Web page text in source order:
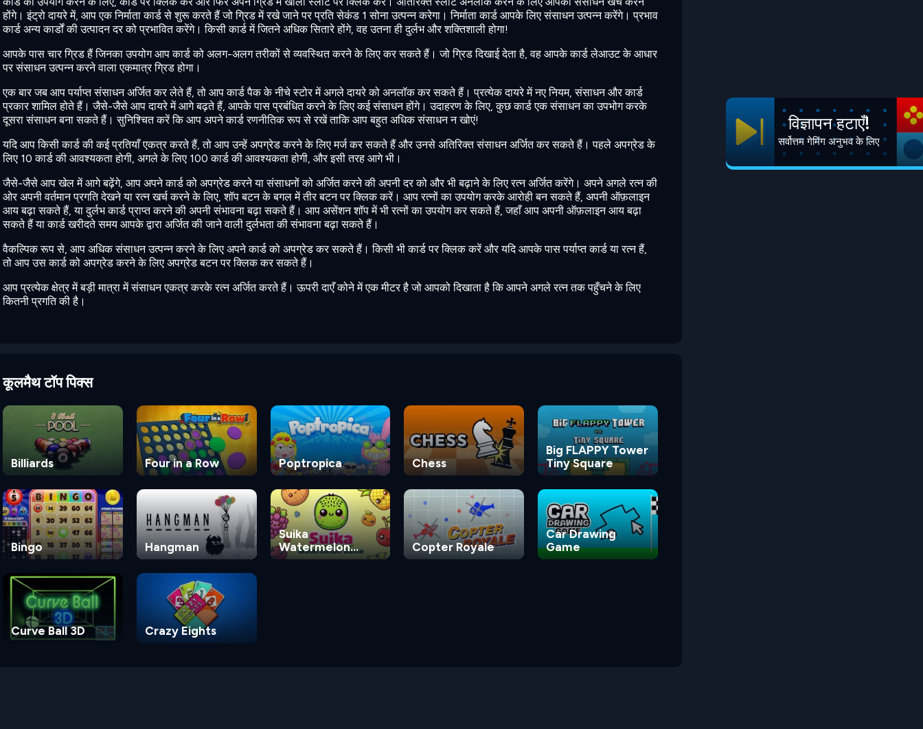
होंगे। इंट्रो दायरे में, आप एक निर्माता कार्ड से शुरू करते हैं जो ग्रिड में रखे जाने पर प्रति सेकंड 1 सोना उत्पन्न करेगा। निर्माता कार्ड आपके लिए संसाधन उत्पन्न करेंगे। प्रभाव
कार्ड अन्य कार्डों की उत्पादन दर को प्रभावित करेंगे। किसी कार्ड में जितने अधिक सितारे होंगे, वह उतना ही दुर्लभ और शक्तिशाली होगा!
आपके पास चार ग्रिड हैं जिनका उपयोग आप कार्ड को अलग-अलग तरीकों से व्यवस्थित करने के लिए कर सकते हैं। जो ग्रिड दिखाई देता है, वह आपके कार्ड लेआउट के आधार
पर संसाधन उत्पन्न करने वाला एकमात्र ग्रिड होगा।
एक बार जब आप पर्याप्त संसाधन अर्जित कर लेते हैं, तो आप कार्ड पैक के नीचे स्टोर में अगले दायरे को अनलॉक कर सकते हैं। प्रत्येक दायरे में नए नियम, संसाधन और कार्ड
प्रकार शामिल होते हैं। जैसे-जैसे आप दायरे में आगे बढ़ते हैं, आपके पास प्रबंधित करने के लिए कई संसाधन होंगे। उदाहरण के लिए, कुछ कार्ड एक संसाधन का उपभोग करके
दूसरा संसाधन बना सकते हैं। सुनिश्चित करें कि आप अपने कार्ड रणनीतिक रूप से रखें ताकि आप बहुत अधिक संसाधन न खोएं!
यदि आप किसी कार्ड की कई प्रतियाँ एकत्र करते हैं, तो आप उन्हें अपग्रेड करने के लिए मर्ज कर सकते हैं और उनसे अतिरिक्त संसाधन अर्जित कर सकते हैं। पहले अपग्रेड के
लिए 10 कार्ड की आवश्यकता होगी, अगले के लिए 100 कार्ड की आवश्यकता होगी, और इसी तरह आगे भी।
जैसे-जैसे आप खेल में आगे बढ़ेंगे, आप अपने कार्ड को अपग्रेड करने या संसाधनों को अर्जित करने की अपनी दर को और भी बढ़ाने के लिए रत्न अर्जित करेंगे। अपने अगले रत्न की
ओर अपनी वर्तमान प्रगति देखने या रत्न खर्च करने के लिए, शॉप बटन के बगल में तीर बटन पर क्लिक करें। आप रत्नों का उपयोग करके आरोही बन सकते हैं, अपनी ऑफ़लाइन
आय बढ़ा सकते हैं, या दुर्लभ कार्ड प्राप्त करने की अपनी संभावना बढ़ा सकते हैं। आप असेंशन शॉप में भी रत्नों का उपयोग कर सकते हैं, जहाँ आप अपनी ऑफ़लाइन आय बढ़ा
सकते हैं या कार्ड खरीदते समय आपके द्वारा अर्जित की जाने वाली दुर्लभता की संभावना बढ़ा सकते हैं।
वैकल्पिक रूप से, आप अधिक संसाधन उत्पन्न करने के लिए अपने कार्ड को अपग्रेड कर सकते हैं। किसी भी कार्ड पर क्लिक करें और यदि आपके पास पर्याप्त कार्ड या रत्न हैं,
तो आप उस कार्ड को अपग्रेड करने के लिए अपग्रेड बटन पर क्लिक कर सकते हैं।
आप प्रत्येक क्षेत्र में बड़ी मात्रा में संसाधन एकत्र करके रत्न अर्जित करते हैं। ऊपरी दाएँ कोने में एक मीटर है जो आपको दिखाता है कि आपने अगले रत्न तक पहुँचने के लिए
कितनी प्रगति की है।
कूलमैथ टॉप पिक्स
Billiards Four in a Row Poptropica Chess
Big FLAPPY Tower
Tiny Square
Bingo Hangman
Suika
Watermelon
Game
Copter Royale
Car Drawing
Game
Curve Ball 3D Crazy Eights
विज्ञापन हटाएँ!
सर्वोत्तम गेमिंग अनुभव के लिए